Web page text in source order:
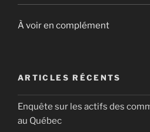
À voir en complément
ARTICLES RÉCENTS
Enquête sur les actifs des
au Québec